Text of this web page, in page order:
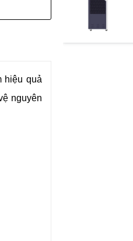
hiệu quả
nguyên